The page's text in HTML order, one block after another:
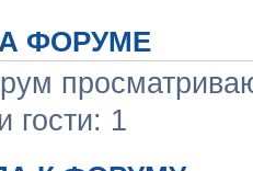
ФОРУМЕ
гости: 1